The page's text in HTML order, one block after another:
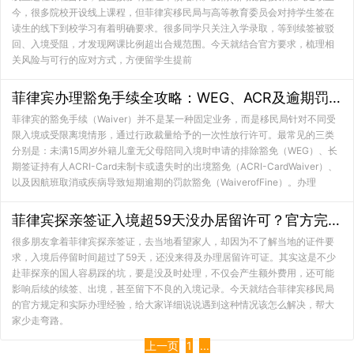
今，很多院校开设线上课程，但菲律宾移民局与高等教育委员会对持学生签在
读生的线下到校学习有着明确要求。很多同学只关注入学录取，等到续签被驳
回、入境受阻，才发现网课比例超出合规范围。今天就结合官方要求，梳理相
关风险与可行的应对方式，方便留学生提前
菲律宾办理豁免手续全攻略：WEG、ACR及逾期罚款豁免实操指南
菲律宾的豁免手续（Waiver）并不是某一种固定业务，而是移民局针对不同受
限入境或受限离境情形，通过行政裁量给予的一次性放行许可。最常见的三类
分别是：未满15周岁外籍儿童无父母陪同入境时申请的排除豁免（WEG）、长
期签证持有人ACRI-Card未制卡或遗失时的出境豁免（ACRI-CardWaiver）、
以及因航班取消或疾病导致短期逾期的罚款豁免（WaiverofFine）。办理
菲律宾探亲签证入境超59天没办居留许可？官方完整补救方案
很多朋友拿着菲律宾探亲签证，去当地看望家人，却因为不了解当地的证件要
求，入境后停留时间超过了59天，还没来得及办理居留许可证。其实这是不少
赴菲探亲的国人容易踩的坑，要是没及时处理，不仅会产生额外费用，还可能
影响后续的续签、出境，甚至留下不良的入境记录。今天就结合菲律宾移民局
的官方规定和实际办理经验，给大家详细说说遇到这种情况该怎么解决，帮大
家少走弯路。
上一页 1 ...